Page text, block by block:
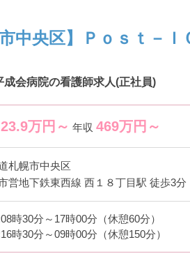
能
る環境です
♪
地です
！
ます
市中央区】Ｐｏｓｔ－
会病院の看護師求人(正社員)
23.9万円～ 年収 469万円～
札幌市中央区
営地下鉄東西線 西１８丁目駅 徒歩3分
時30分～17時00分（休憩60分）
時30分～09時00分（休憩150分）